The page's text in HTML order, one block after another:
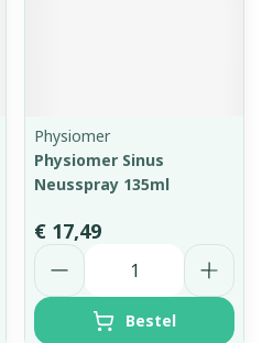
Physiomer
Physiomer Sinus
Neusspray 135ml
€ 17,49
Aantal
Bestel